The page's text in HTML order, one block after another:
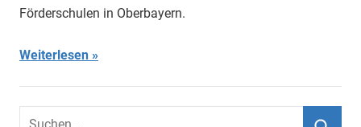
Förderschulen in Oberbayern.
Weiterlesen
Suchen